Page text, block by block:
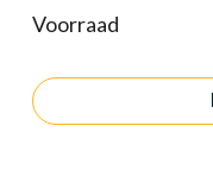
Voorraad